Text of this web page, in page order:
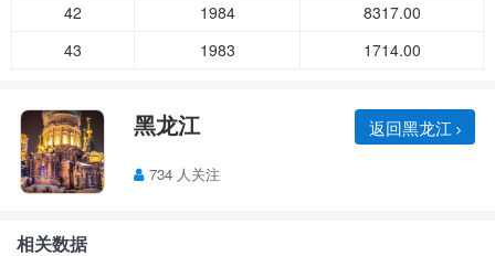
42
1984
8317.00
43
1983 1714.00
黑龙江 返回黑龙江
734 人关注
相关数据